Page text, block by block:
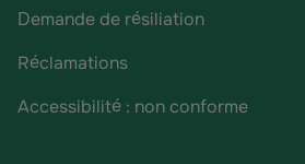
Demande de résiliation
Réclamations
Accessibilité : non conforme